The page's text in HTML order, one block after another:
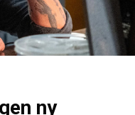
ny